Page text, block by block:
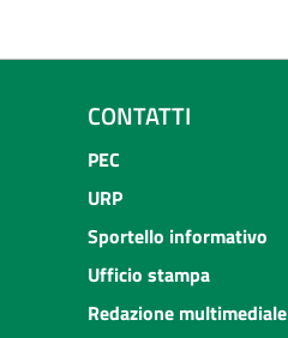
CONTATTI
PEC
URP
Sportello informativo
Ufficio stampa
Redazione multimediale